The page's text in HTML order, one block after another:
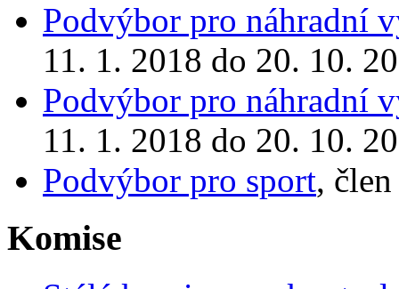
Podvýbor pro náhradní
11. 1. 2018 do 20. 10.
Podvýbor pro náhradní
11. 1. 2018 do 20. 10.
Podvýbor pro sport,
Komise